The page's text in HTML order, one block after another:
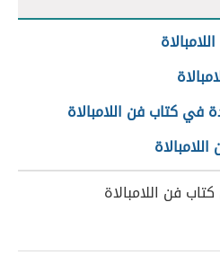
في كتاب فن اللامبالاة